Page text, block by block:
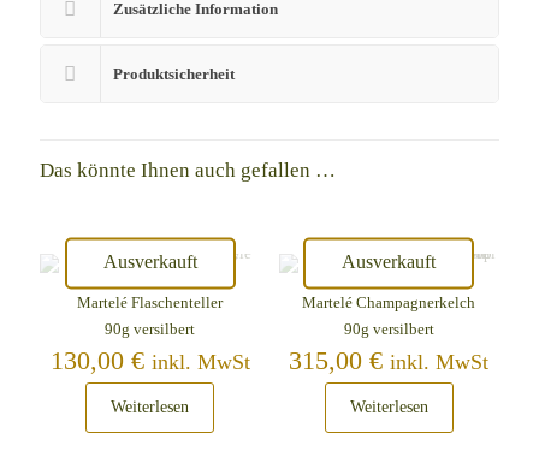
Zusätzliche Information
Produktsicherheit
Das könnte Ihnen auch gefallen …
Ausverkauft
Martelé Flaschenteller
90g versilbert
130,00 € inkl. MwSt
Weiterlesen
Ausverkauft
Martelé Champagnerkelch
90g versilbert
315,00€ inkl. MwSt
Weiterlesen